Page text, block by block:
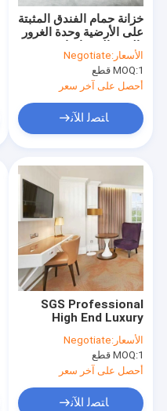
خزانة حمام الفندق المثبتة
على الأرضية وحدة الغرور
الأوروبية مع مرآة
الأسعار:Negotiate
MOQ:1 قطع
أحصل على آخر سعر
ﺎﺘﺼﻟ ﺍﻶﻧ
SGS Professional
High End Luxury
Hotel Bedding Sets
Anti Corrsion
الأسعار:Negotiate
MOQ:1 قطع
أحصل على آخر سعر
ﺎﺘﺼﻟ ﺍﻶﻧ